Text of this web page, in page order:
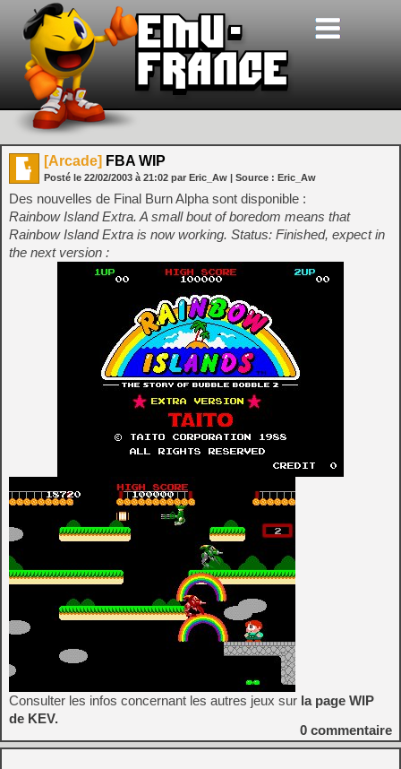
[Arcade] FBA WIP
Posté le 22/02/2003 à 21:02 par Eric_Aw | Source : Eric_Aw
Des nouvelles de Final Burn Alpha sont disponible :
Rainbow Island Extra. A small bout of boredom means that
Rainbow Island Extra is now working. Status: Finished, expect in
the next version :
Consulter les infos concernant les autres jeux sur la page WIP
de KEV.
0 commentaire